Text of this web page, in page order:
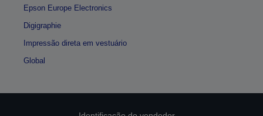
Epson Europe Electronics
Digigraphie
Impressão direta em vestuário
Global